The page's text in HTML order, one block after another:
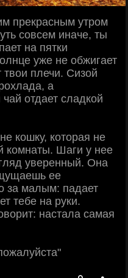
прекрасным утром
совсем иначе, ты
на пятки
уже не обжигает
твои плечи. Сизой
а
отдает сладкой
кошку, которая не
комнаты. Шаги у нее
уверенный. Она
ее
за малым: падает
тебе на руки.
настала самая